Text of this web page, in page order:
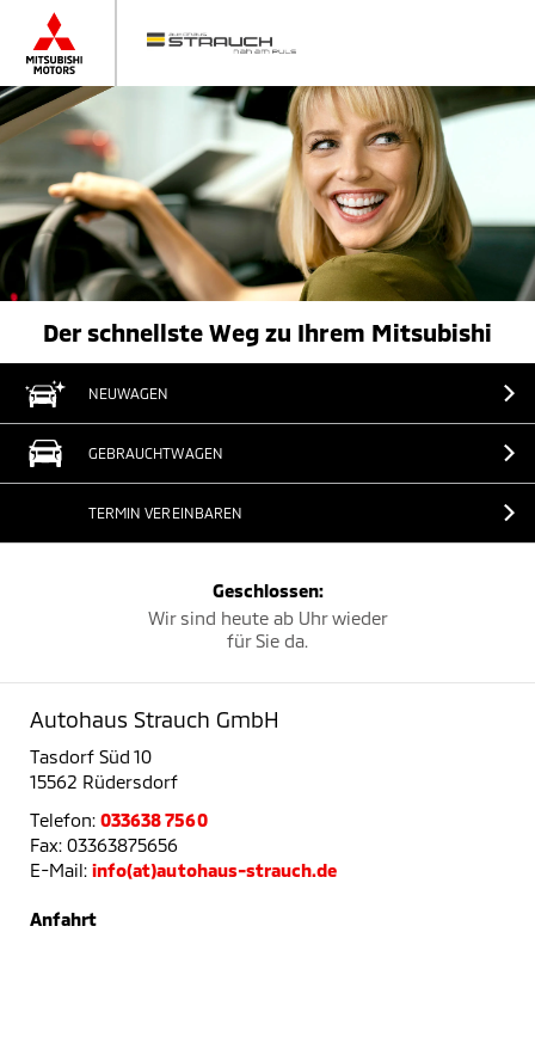
Der schnellste Weg zu Ihrem Mitsubishi
NEUWAGEN
GEBRAUCHTWAGEN
TERMIN VEREINBAREN
Geschlossen:
Wir sind heute ab Uhr wieder
für Sie da.
Autohaus Strauch GmbH
Tasdorf Süd 10
15562 Rüdersdorf
Telefon: 033638 7560
Fax: 03363875656
E-Mail: info(at)autohaus-strauch.de
Anfahrt